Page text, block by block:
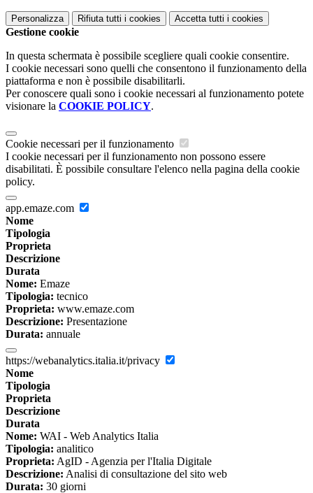
Personalizza Rifiuta tutti i cookies Accetta tutti i cookies
Gestione cookie
In questa schermata è possibile scegliere quali cookie consentire.
I cookie necessari sono quelli che consentono il funzionamento della
piattaforma e non è possibile disabilitarli.
Per conoscere quali sono i cookie necessari al funzionamento potete
visionare la COOKIE POLICY.
Cookie necessari per il funzionamento
I cookie necessari per il funzionamento non possono essere
disabilitati. È possibile consultare l'elenco nella pagina della cookie
policy.
app.emaze.com
Nome
Tipologia
Proprieta
Descrizione
Durata
Nome: Emaze
Tipologia: tecnico
Proprieta: www.emaze.com
Descrizione: Presentazione
Durata: annuale
https://webanalytics.italia.it/privacy
Nome
Tipologia
Proprieta
Descrizione
Durata
Nome: WAI - Web Analytics Italia
Tipologia: analitico
Proprieta: AgID - Agenzia per l'Italia Digitale
Descrizione: Analisi di consultazione del sito web
Durata: 30 giorni